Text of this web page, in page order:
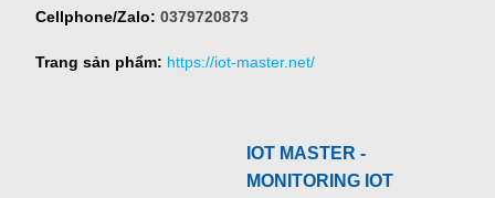
Cellphone/Zalo: 0379720873
Trang sản phẩm: https://iot-master.net/
IOT MASTER -
MONITORING IOT